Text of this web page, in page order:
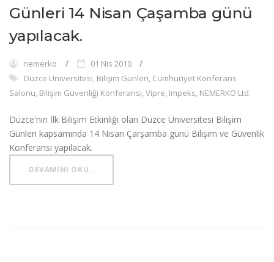
Günleri 14 Nisan Çaşamba günü
yapılacak.
nemerko
01 Nis 2010
Düzce Üniversitesi, Bilişim Günleri, Cumhuriyet Konferans
Salonu, Bilişim Güvenliği Konferansı, Vipre, Impeks, NEMERKO Ltd.
Düzce'nin İlk Bilişim Etkinliği olan Düzce Üniversitesi Bilişim
Günleri kapsamında 14 Nisan Çarşamba günü Bilişim ve Güvenlik
Konferansı yapılacak.
DEVAMINI OKU..